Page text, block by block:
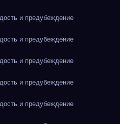
и предубеждение
и предубеждение
и предубеждение
и предубеждение
и предубеждение